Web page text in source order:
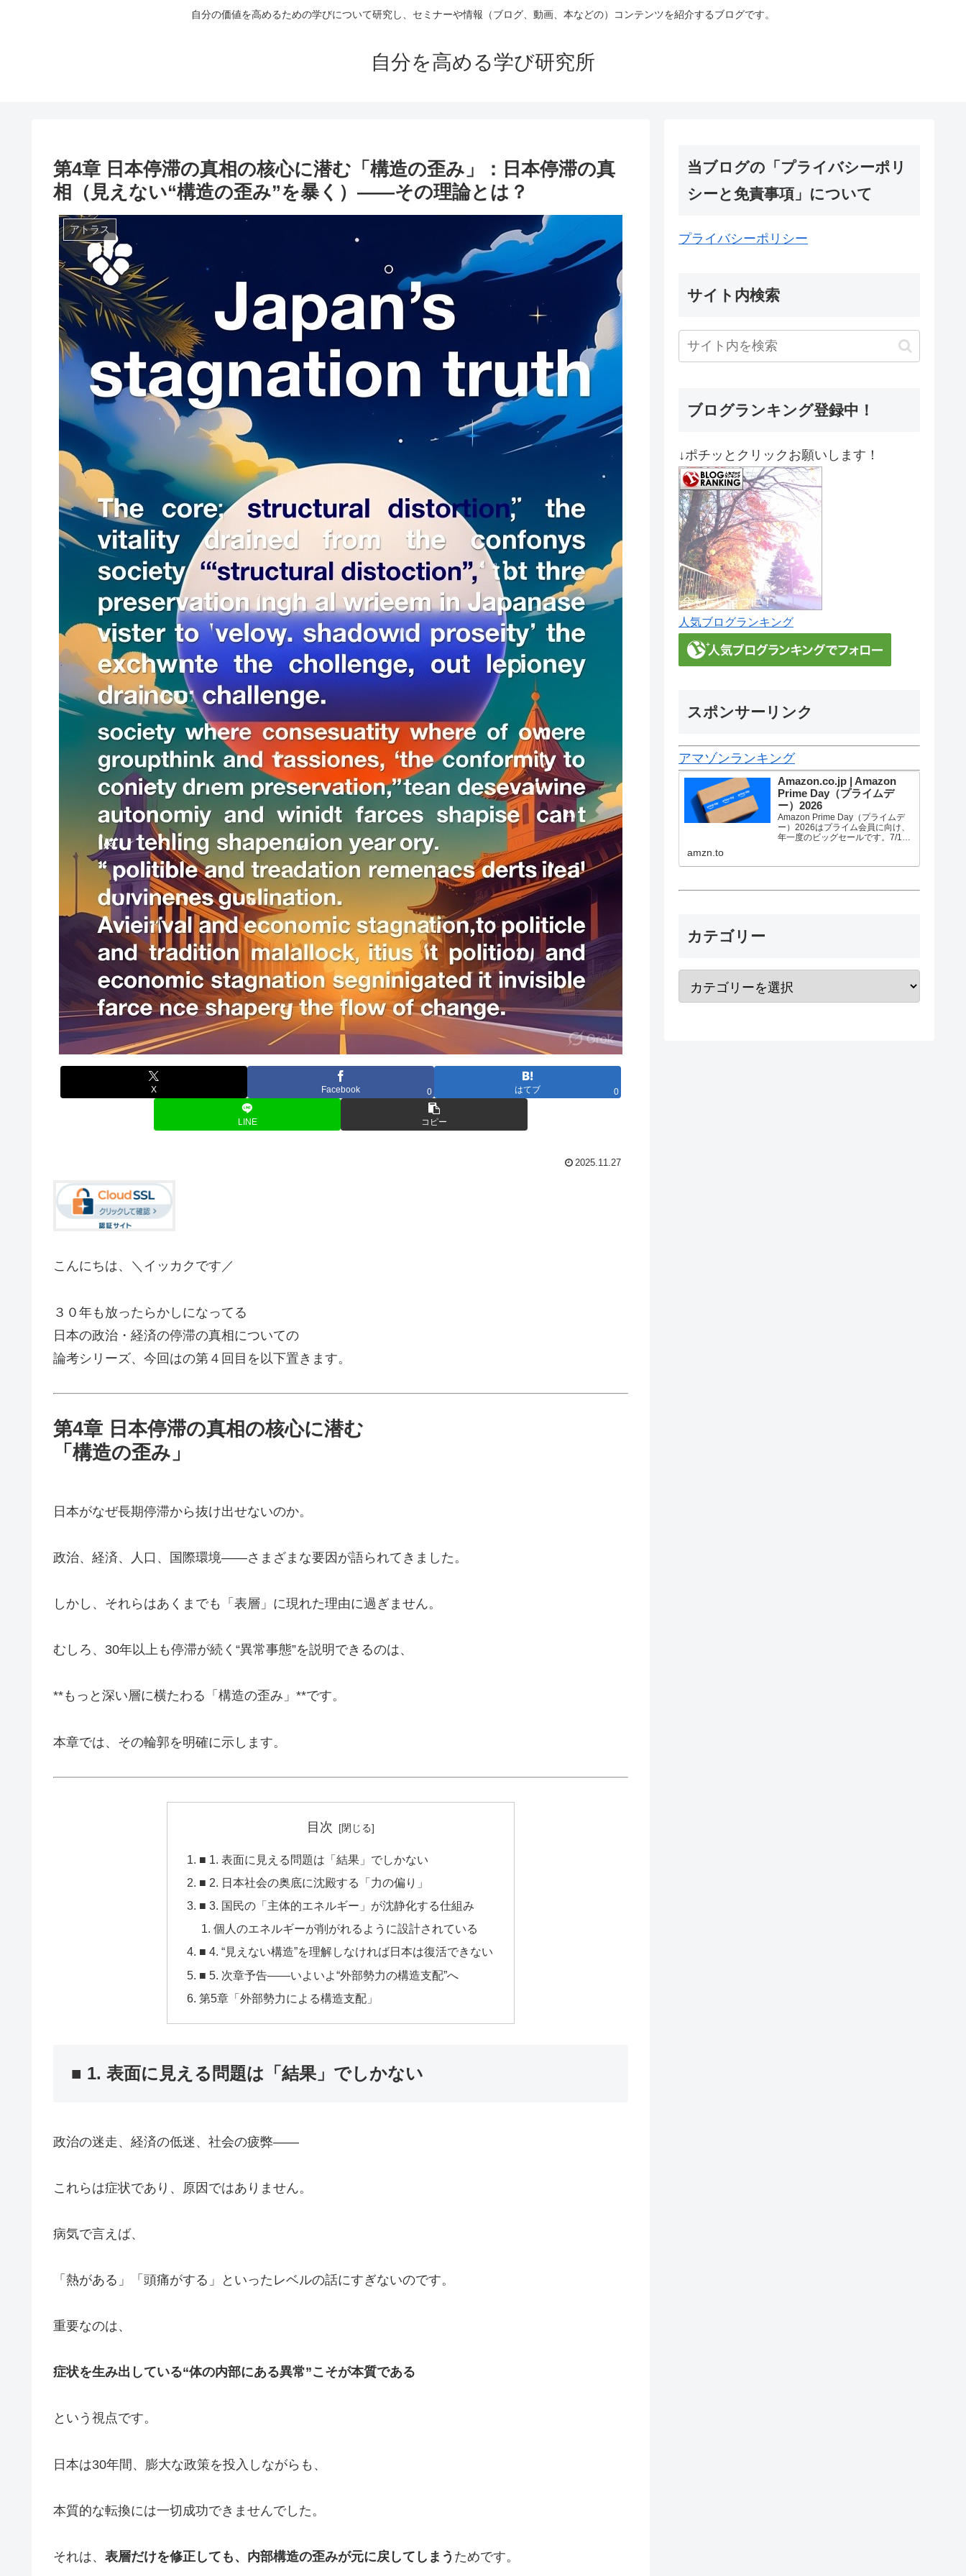
自分の価値を高めるための学びについて研究し、セミナーや情報（ブログ、動画、本などの）コンテンツを紹介するブログです。
自分を高める学び研究所
第4章 日本停滞の真相の核心に潜む「構造の歪み」：日本停滞の真
相（見えない“構造の歪み”を暴く）――その理論とは？
アトラス
X Facebook 0 はてブ 0
LINE コピー
2025.11.27
こんにちは、＼イッカクです／
３０年も放ったらかしになってる
日本の政治・経済の停滞の真相についての
論考シリーズ、今回はの第４回目を以下置きます。
第4章 日本停滞の真相の核心に潜む
「構造の歪み」
日本がなぜ長期停滞から抜け出せないのか。
政治、経済、人口、国際環境――さまざまな要因が語られてきました。
しかし、それらはあくまでも「表層」に現れた理由に過ぎません。
むしろ、30年以上も停滞が続く“異常事態”を説明できるのは、
**もっと深い層に横たわる「構造の歪み」**です。
本章では、その輪郭を明確に示します。
目次
■ 1. 表面に見える問題は「結果」でしかない
■ 2. 日本社会の奥底に沈殿する「力の偏り」
■ 3. 国民の「主体的エネルギー」が沈静化する仕組み
個人のエネルギーが削がれるように設計されている
■ 4. “見えない構造”を理解しなければ日本は復活できない
■ 5. 次章予告——いよいよ“外部勢力の構造支配”へ
第5章「外部勢力による構造支配」
■ 1. 表面に見える問題は「結果」でしかない
政治の迷走、経済の低迷、社会の疲弊――
これらは症状であり、原因ではありません。
病気で言えば、
「熱がある」「頭痛がする」といったレベルの話にすぎないのです。
重要なのは、
症状を生み出している“体の内部にある異常”こそが本質である
という視点です。
日本は30年間、膨大な政策を投入しながらも、
本質的な転換には一切成功できませんでした。
それは、 表層だけを修正しても、内部構造の歪みが元に戻してしまう ためです。
当ブログの「プライバシーポリ
シーと免責事項」について
プライバシーポリシー
サイト内検索
ブログランキング登録中！
↓ポチッとクリックお願いします！
人気ブログランキング
スポンサーリンク
アマゾンランキング
Amazon.co.jp | Amazon
Prime Day（プライムデ
ー）2026
Amazon Prime Day（プライムデ
ー）2026はプライム会員に向け、
年一度のビッグセールです。7/10
ら数多くのお買得商品が96時間に
amzn.to
カテゴリー